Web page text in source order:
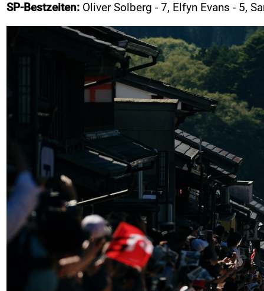
SP-Bestzeiten: Oliver Solberg - 7, Elfyn Evans - 5,